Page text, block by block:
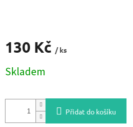
130 Kč / ks
cena:
Skladem
Přidat do košíku